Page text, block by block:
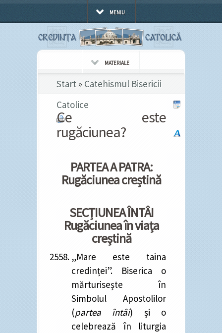
MENIU
MATERIALE
Start » Catehismul Bisericii
Catolice
Ce este
rugăciunea?
PARTEA A PATRA:
Rugăciunea creștină
SECȚIUNEA ÎNTÂI
Rugăciunea în viața
creștină
„Mare este taina
credinței”. Biserica o
mărturisește în
Simbolul Apostolilor
(partea întâi) și o
celebrează în liturgia